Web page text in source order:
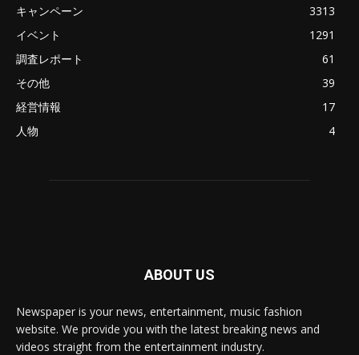
キャンペーン
3313
イベント
1291
調査レポート
61
その他
39
経営情報
17
人物
4
ABOUT US
Newspaper is your news, entertainment, music fashion
website. We provide you with the latest breaking news and
videos straight from the entertainment industry.